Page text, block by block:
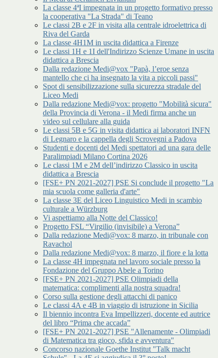
La classe 4ªI impegnata in un progetto formativo presso
la cooperativa "La Strada" di Teano
Le classi 2B e 2F in visita alla centrale idroelettrica di
Riva del Garda
La classe 4H1M in uscita didattica a Firenze
Le classi 1H e 1I dell'Indirizzo Scienze Umane in uscita
didattica a Brescia
Dalla redazione Medi@vox "Papà, l’eroe senza
mantello che ci ha insegnato la vita a piccoli passi"
Spot di sensibilizzazione sulla sicurezza stradale del
Liceo Medi
Dalla redazione Medi@vox: progetto "Mobilità sicura"
della Provincia di Verona - il Medi firma anche un
video sul cellulare alla guida
Le classi 5B e 5G in visita didattica ai laboratori INFN
di Legnaro e la cappella degli Scrovegni a Padova
Studenti e docenti del Medi spettatori ad una gara delle
Paralimpiadi Milano Cortina 2026
Le classi 1M e 2M dell’indirizzo Classico in uscita
didattica a Brescia
[FSE+ PN 2021-2027] PSE Si conclude il progetto "La
mia scuola come galleria d'arte"
La classe 3E del Liceo Linguistico Medi in scambio
culturale a Würzburg
Vi aspettiamo alla Notte del Classico!
Progetto FSL “Virgilio (invisibile) a Verona”
Dalla redazione Medi@vox: 8 marzo, in tribunale con
Ravachol
Dalla redazione Medi@vox: 8 marzo, il fiore e la lotta
La classe 4H impegnata nel lavoro sociale presso la
Fondazione del Gruppo Abele a Torino
[FSE+ PN 2021-2027] PSE Olimpiadi della
matematica: complimenti alla nostra squadra!
Corso sulla gestione degli attacchi di panico
Le classi 4A e 4B in viaggio di istruzione in Sicilia
Il biennio incontra Eva Impellizzeri, docente ed autrice
del libro “Prima che accada”
[FSE+ PN 2021-2027] PSE "Allenamente - Olimpiadi
di Matematica tra gioco, sfida e avventura"
Concorso nazionale Goethe Institut "Talk macht